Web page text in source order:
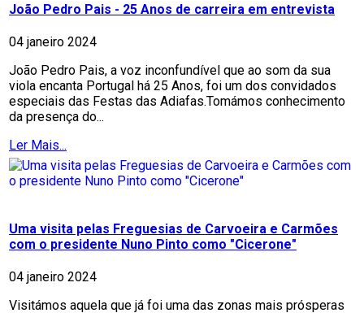
João Pedro Pais - 25 Anos de carreira em entrevista
04 janeiro 2024
João Pedro Pais, a voz inconfundível que ao som da sua
viola encanta Portugal há 25 Anos, foi um dos convidados
especiais das Festas das Adiafas.Tomámos conhecimento
da presença do...
Ler Mais...
Uma visita pelas Freguesias de Carvoeira e Carmões
com o presidente Nuno Pinto como "Cicerone"
04 janeiro 2024
Visitámos aquela que já foi uma das zonas mais prósperas